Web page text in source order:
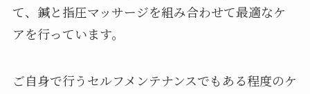
て、鍼と指圧マッサージを組み合わせて最適なケ
アを行っています。
ご自身で行うセルフメンテナンスでもある程度のケ